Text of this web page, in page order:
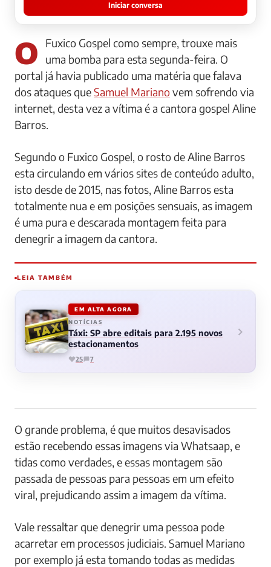
Iniciar conversa
O Fuxico Gospel como sempre, trouxe mais
uma bomba para esta segunda-feira. O
portal já havia publicado uma matéria que falava
dos ataques queSamuel Marianovem sofrendo via
internet, desta vez a vítima é a cantora gospel Aline
Barros.
Segundo o Fuxico Gospel, o rosto de Aline Barros
esta circulando em vários sites de conteúdo adulto,
isto desde de 2015, nas fotos, Aline Barros esta
totalmente nua e em posições sensuais, as imagem
é uma pura e descarada montagem feita para
denegrir a imagem da cantora.
LEIA TAMBÉM
EM ALTA AGORA
NOTÍCIAS
Táxi: SP abre editais para 2.195 novos
estacionamentos
25 7
O grande problema, é que muitos desavisados
estão recebendo essas imagens via Whatsaap, e
tidas como verdades, e essas montagem são
passada de pessoas para pessoas em um efeito
viral, prejudicando assim a imagem da vítima.
Vale ressaltar que denegrir uma pessoa pode
acarretar em processos judiciais. Samuel Mariano
por exemplo já esta tomando todas as medidas